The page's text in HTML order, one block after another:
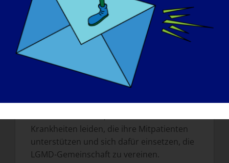
der Steuerzahler und Spender, die unsere
Forschung finanzieren.
Was inspiriert Sie, weiterhin in diesem
Bereich zu arbeiten?
Ich habe eine zwanghafte Persönlichkeit
und kann nicht ruhen, bis ich verstehe, wie
die Dinge funktionieren. Ich bin inspiriert
Krankheiten leiden, die ihre Mitpatienten
unterstützen und sich dafür einsetzen, die
LGMD-Gemeinschaft zu vereinen.